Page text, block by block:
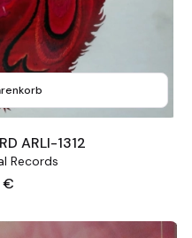
ARLI-1312
Records
€